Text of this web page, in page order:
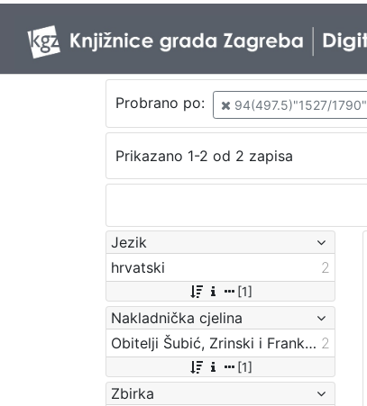
Probrano po: 94(497.5)"1527/1790"
Prikazano 1-2 od 2 zapisa
Jezik
hrvatski
2
[1]
Nakladnička cjelina
Obitelji Šubić, Zrinski i Frankopan 2
[1]
Zbirka